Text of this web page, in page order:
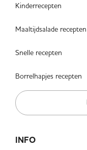
Kinderrecepten
Maaltijdsalade recepten
Snelle recepten
Borrelhapjes recepten
INFO